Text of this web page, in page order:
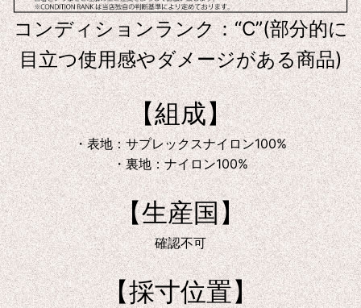
コンディションランク：“C”(部分的に
目立つ使用感やダメージがある商品)
【組成】
・表地：サプレックスナイロン100%
・裏地：ナイロン100%
【生産国】
確認不可
【採寸位置】